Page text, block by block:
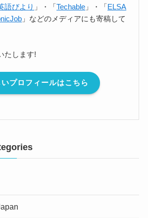
語びより 」・「Techable 」・「ELSA
」などのメディアにも寄稿して
たします!
プロフィールはこちら